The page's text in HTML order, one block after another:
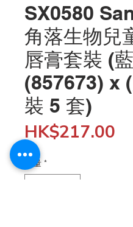
SX0580
角落生物兒
唇膏套裝 (
(857673) x
裝 5 套)
HK$217.00
數量 *